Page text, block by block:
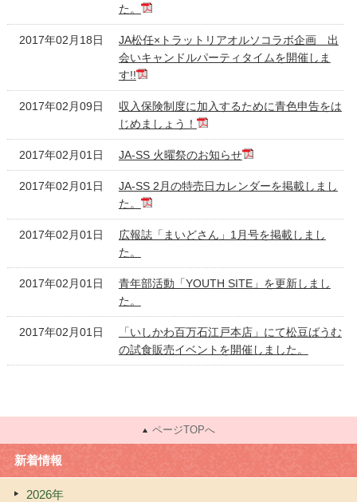
た。
2017年02月18日
JA松任×トラットリアオルソコラボ企画 出
会いキャンドルパーティタイムを開催しま
す!!
2017年02月09日
収入保険制度に加入するために青色申告をは
じめましょう！
2017年02月01日 JA-SS 火曜祭のお知らせ
2017年02月01日
JA-SS 2月の特売日カレンダーを掲載しまし
た。
2017年02月01日
広報誌「まいどさん」1月号を掲載しまし
た。
2017年02月01日
青年部活動「YOUTH SITE」を更新しまし
た。
2017年02月01日
「いしかわ百万石江戸本店」にて松豆ばうむ
の試食販売イベントを開催しました。
ページTOPへ
新着情報
2026年